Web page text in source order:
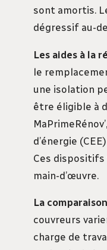
sont amortis.
dégressif au-
Les aides à la
le
une isolation
être éligible à
d’énergie
Ces
main-d’œuvre.
La
couvreurs
charge de